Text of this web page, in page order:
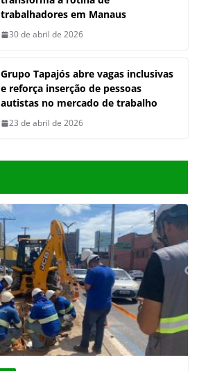
trabalhadores em Manaus
30 de abril de 2026
Grupo Tapajós abre vagas inclusivas
e reforça inserção de pessoas
autistas no mercado de trabalho
23 de abril de 2026